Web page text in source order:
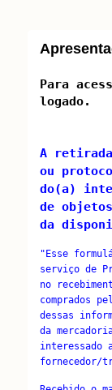
Para
logado.
A
ou
do(a)
de objetos
da
"Esse
serviço de
no
comprados
dessas
da
interessado
fornecedor/